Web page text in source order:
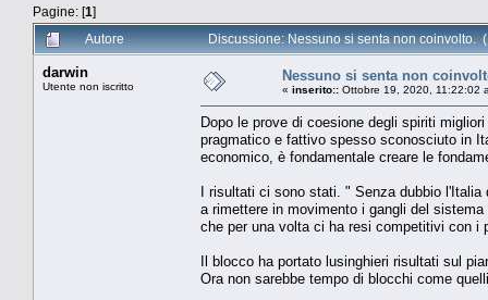
Pagine: [1]
Autore
Discussione: Nessuno si senta non coinvolto.
darwin
Utente non iscritto
Nessuno si senta non
« inserito:: Ottobre 19, 2020, 11:22:02
Dopo le prove di coesione degli spiriti
pragmatico e fattivo spesso sconosciuto in
economico, è fondamentale creare le
I risultati ci sono stati. " Senza dubbio
a rimettere in movimento i gangli del
che per una volta ci ha resi competitivi con i
Il blocco ha portato lusinghieri risultati sul
Ora non sarebbe tempo di blocchi come